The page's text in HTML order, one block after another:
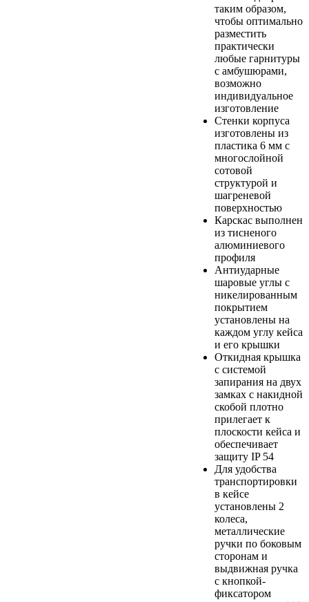
таким образом,
чтобы оптимально
разместить
практически
любые гарнитуры
с амбушюрами,
возможно
индивидуальное
изготовление
Стенки корпуса
изготовлены из
пластика 6 мм с
многослойной
сотовой
структурой и
шагреневой
поверхностью
Карскас выполнен
из тисненого
алюминиевого
профиля
Антиударные
шаровые углы с
никелированным
покрытием
установлены на
каждом углу кейса
и его крышки
Откидная крышка
с системой
запирания на двух
замках с накидной
скобой плотно
прилегает к
плоскости кейса и
обеспечивает
защиту IP 54
Для удобства
транспортировки
в кейсе
установлены 2
колеса,
металлические
ручки по боковым
сторонам и
выдвижная ручка
с кнопкой-
фиксатором